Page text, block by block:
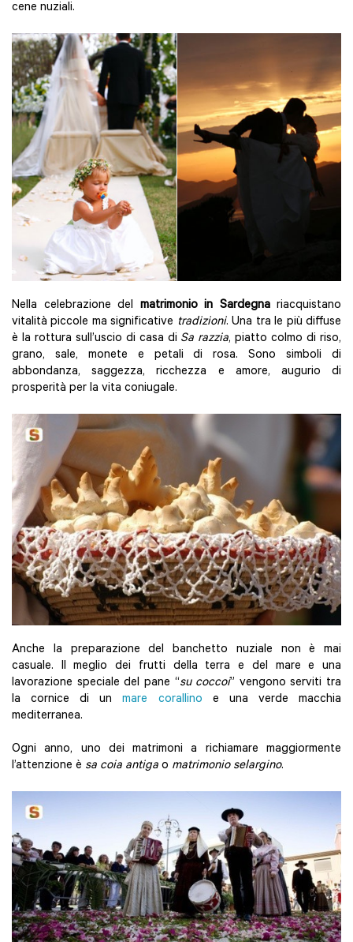
cene nuziali.
Nella celebrazione del matrimonio in Sardegnariacquistano
vitalità piccole ma significative tradizioni. Una tra le più diffuse
è la rottura sull’uscio di casa di Sa razzia, piatto colmo di riso,
grano, sale, monete e petali di rosa. Sono simboli di
abbondanza, saggezza, ricchezza e amore, augurio di
prosperità per la vita coniugale.
Anche la preparazione del banchetto nuziale non è mai
casuale. Il meglio dei frutti della terra e del mare e una
lavorazione speciale del pane “su coccoi” vengono serviti tra
la cornice di unmare corallino e una verde macchia
mediterranea.
Ogni anno, uno dei matrimoni a richiamare maggiormente
l’attenzione è sa coia antiga o matrimonio selargino.